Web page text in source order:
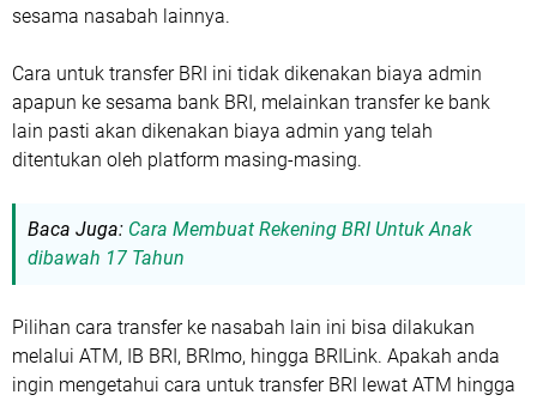
sesama nasabah lainnya.
Cara untuk transfer BRI ini tidak dikenakan biaya admin
apapun ke sesama bank BRI, melainkan transfer ke bank
lain pasti akan dikenakan biaya admin yang telah
ditentukan oleh platform masing-masing.
Baca Juga: Cara Membuat Rekening BRI Untuk Anak
dibawah 17 Tahun
Pilihan cara transfer ke nasabah lain ini bisa dilakukan
melalui ATM, IB BRI, BRImo, hingga BRILink. Apakah anda
ingin mengetahui cara untuk transfer BRI lewat ATM hingga